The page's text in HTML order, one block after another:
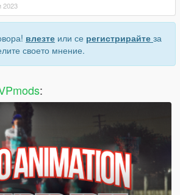
2023
влезте или се регистрирайте за
своето мнение.
: